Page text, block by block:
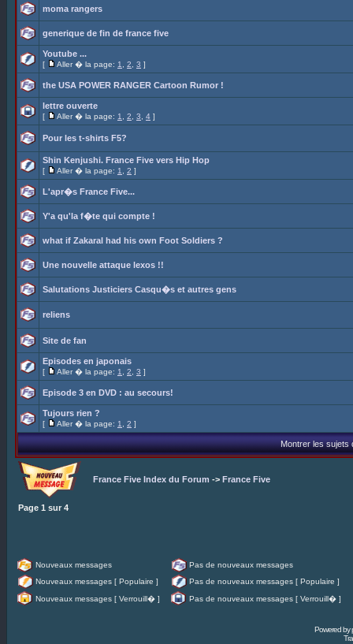
moma rangers
generique de fin de france five
Youtube ...
[ Aller � la page: 1 2 3 ]
the USA POWER RANGER Cartoon Rumor !
lettre ouverte
[ Aller � la page: 1 2 3 4 ]
Pour les t-shirts F5?
Shin Kenjushi. France Five vers Hip Hop
[ Aller � la page: 1 2 ]
L'apr�s France Five...
Y'a qu'la f�te qui compte !
what if Zakaral had his own Foot Soldiers ?
Une nouvelle attaque lexos !!
Salutations Justiciers Casqu�s et autres gens
reliens
Site de fan
Episodes en japonais
[ Aller � la page: 1 2 3 ]
Episode 3 en DVD : au secours!
Tujours rien ?
[ Aller � la page: 1 2 ]
Montrer les sujets
France Five Index du Forum -> France Five
Page 1 sur 4
Nouveaux messages
Pas de nouveaux messages
Nouveaux messages [ Populaire ]
Pas de nouveaux messages [ Populaire ]
Nouveaux messages [ Verrouill� ]
Pas de nouveaux messages [ Verrouill� ]
Powered by